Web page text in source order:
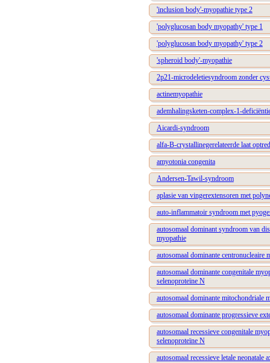
'inclusion body'-myopathie type 2
'polyglucosan body myopathy' type 1
'polyglucosan body myopathy' type 2
'spheroid body'-myopathie
2p21-microdeletiesyndroom zonder
actinemyopathie
ademhalingsketen-complex-1-
Aicardi-syndroom
alfa-B-crystallinegerelateerde laat
amyotonia congenita
Andersen-Tawil-syndroom
aplasie van vingerextensoren met
auto-inflammatoir syndroom met
autosomaal dominant syndroom van
myopathie
autosomaal dominante centronucleaire
autosomaal dominante congenitale
selenoproteïne N
autosomaal dominante mitochondriale
autosomaal dominante progressieve
autosomaal recessieve congenitale
selenoproteïne N
autosomaal recessieve letale neonatale